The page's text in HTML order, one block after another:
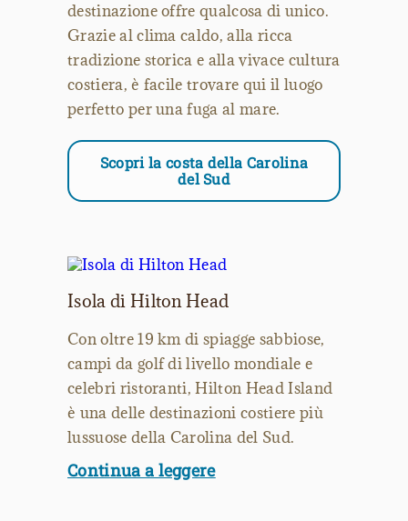
destinazione offre qualcosa di unico.
Grazie al clima caldo, alla ricca
tradizione storica e alla vivace cultura
costiera, è facile trovare qui il luogo
perfetto per una fuga al mare.
Scopri la costa della Carolina
del Sud
Isola di Hilton Head
Con oltre 19 km di spiagge sabbiose,
campi da golf di livello mondiale e
celebri ristoranti, Hilton Head Island
è una delle destinazioni costiere più
lussuose della Carolina del Sud.
Continua a leggere